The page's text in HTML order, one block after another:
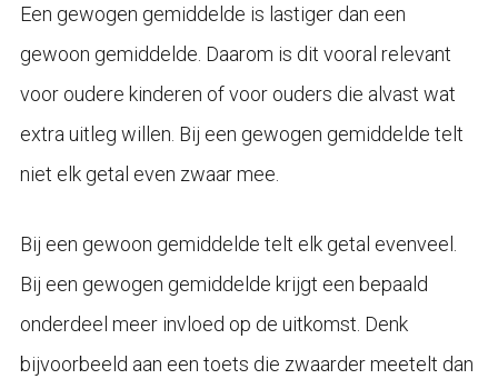
Een gewogen gemiddelde is lastiger dan een
gewoon gemiddelde. Daarom is dit vooral relevant
voor oudere kinderen of voor ouders die alvast wat
extra uitleg willen. Bij een gewogen gemiddelde telt
niet elk getal even zwaar mee.
Bij een gewoon gemiddelde telt elk getal evenveel.
Bij een gewogen gemiddelde krijgt een bepaald
onderdeel meer invloed op de uitkomst. Denk
bijvoorbeeld aan een toets die zwaarder meetelt dan